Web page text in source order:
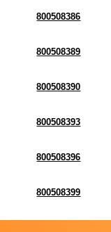
800508386
800508389
800508390
800508393
800508396
800508399